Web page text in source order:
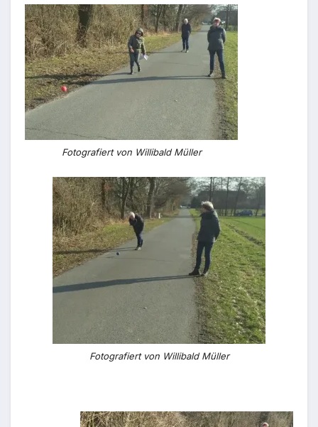
Fotografiert von Willibald Müller
Fotografiert von Willibald Müller